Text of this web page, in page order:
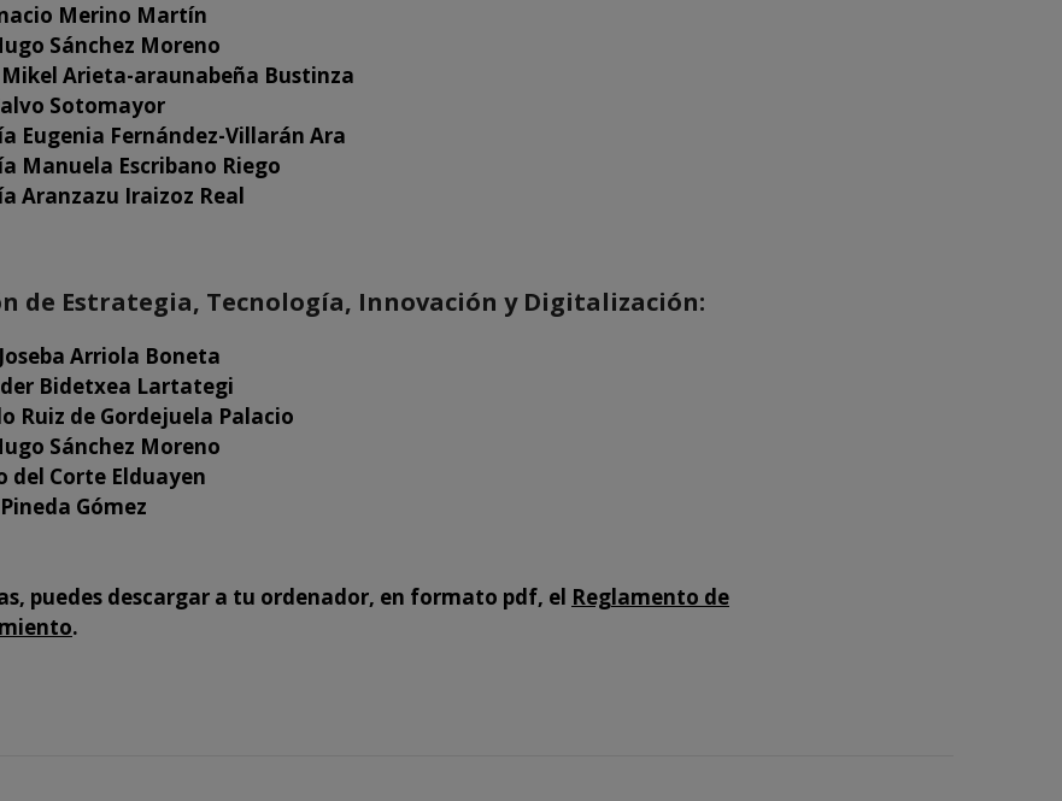
Merino Martín
Sánchez Moreno
Mikel Arieta-araunabeña Bustinza
Sotomayor
Eugenia Fernández-Villarán Ara
Manuela Escribano Riego
Aranzazu Iraizoz Real
de Estrategia, Tecnología, Innovación y Digitalización:
Arriola Boneta
Bidetxea Lartategi
Ruiz de Gordejuela Palacio
Sánchez Moreno
del Corte Elduayen
Gómez
puedes descargar a tu ordenador, en formato pdf, el Reglamento de
.